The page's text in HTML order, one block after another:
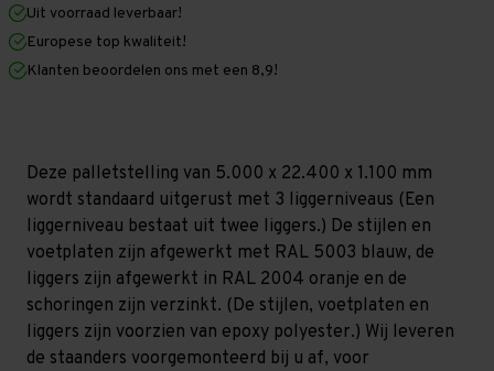
mm
x
1.100
mm
Middel
-
T80
mm
1.100
mm
Middel
-
T80
Uit voorraad leverbaar!
Europese top kwaliteit!
Klanten beoordelen ons met een 8,9!
Deze palletstelling van 5.000 x 22.400 x 1.100 mm
wordt standaard uitgerust met 3 liggerniveaus (Een
liggerniveau bestaat uit twee liggers.) De stijlen en
voetplaten zijn afgewerkt met RAL 5003 blauw, de
liggers zijn afgewerkt in RAL 2004 oranje en de
schoringen zijn verzinkt. (De stijlen, voetplaten en
liggers zijn voorzien van epoxy polyester.) Wij leveren
de staanders voorgemonteerd bij u af, voor